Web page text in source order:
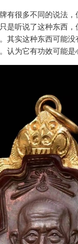
很多不同的说法，
是听说了这种东西
其实这种东西可能没
认为它有功效可能是